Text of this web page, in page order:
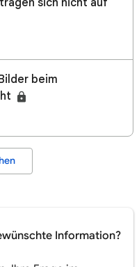
sich nicht auf
beim
Information?